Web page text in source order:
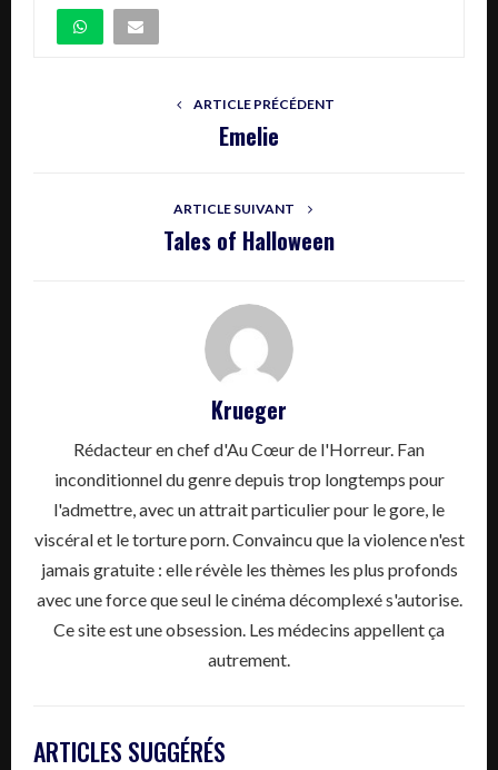
ARTICLE PRÉCÉDENT
Emelie
ARTICLE SUIVANT
Tales of Halloween
Krueger
Rédacteur en chef d'Au Cœur de l'Horreur. Fan
inconditionnel du genre depuis trop longtemps pour
l'admettre, avec un attrait particulier pour le gore, le
viscéral et le torture porn. Convaincu que la violence n'est
jamais gratuite : elle révèle les thèmes les plus profonds
avec une force que seul le cinéma décomplexé s'autorise.
Ce site est une obsession. Les médecins appellent ça
autrement.
ARTICLES SUGGÉRÉS